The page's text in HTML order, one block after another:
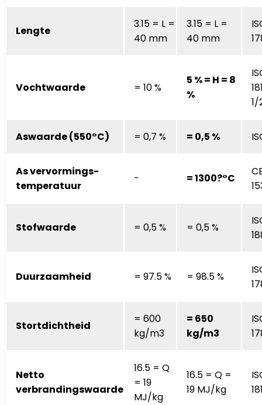
Lengte
3.15 = L =
40 mm
3.15 = L =
40 mm
Vochtwaarde = 10 %
5 % = H = 8
%
1/
Aswaarde (550°C) = 0,7 % = 0,5 %
As vervormings-
temperatuur
- = 1300?°C
Stofwaarde = 0,5 % = 0,5 %
Duurzaamheid = 97.5 % = 98.5 %
Stortdichtheid
= 600
kg/m3
= 650
kg/m3
Netto
verbrandingswaarde
16.5 = Q
= 19
MJ/kg
16.5 = Q =
19 MJ/kg